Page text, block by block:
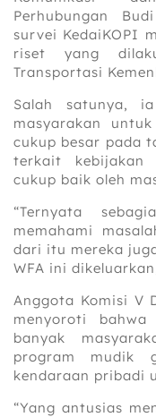
Perhubungan
survei KedaiKOPI
riset yang
Transportasi
Salah satunya,
masyarakan
cukup besar pada
terkait kebijakan
cukup baik oleh
“Ternyata
memahami
dari itu mereka
WFA ini
Anggota Komisi V
menyoroti
banyak
program mudik
kendaraan pribadi
“Yang antusias